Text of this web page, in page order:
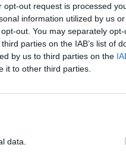
out request is processed
information utilized by us
out. You may separately
parties on the IAB’s list of
by us to third parties on the
it to other third parties.
data.